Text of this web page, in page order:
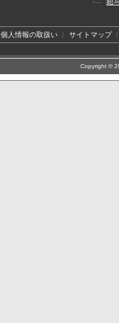
給
個人情報の取扱い サイトマップ
Copyright ©